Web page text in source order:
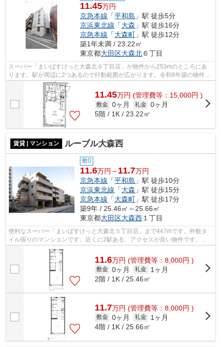
11.45万円
京急本線 「平和島 」駅 徒歩5分
京浜東北線 「大森 」駅 徒歩16分
京急本線 「大森町 」駅 徒歩12分
築1年未満 / 23.22㎡
東京都大田区大森北６丁目
スーパー「まいばすけっと大森北６丁目店」が物件から253mのところにあ
ります。駅が周辺に2つあるので行動範囲が広がります。令和8年築の物件と
なっており、きれいな室内が魅力となっ...
11.45万円 (管理費等：15,000円 )
敷金 0ヶ月 礼金 0ヶ月
5階 / 1K / 23.22㎡
賃貸 | マンション ルーブル大森西
敷0
11.6万円～ 11.7万円
京急本線 「平和島 」駅 徒歩10分
京浜東北線 「大森 」駅 徒歩15分
京急本線 「大森町 」駅 徒歩17分
築9年 / 25.46㎡～25.66㎡
東京都大田区大森西１丁目
便利なスーパー「まいばすけっと大森北５丁目店」まで447mです。外観タ
イル張りのマンションです。近くに2駅ある、アクセスが良い物件です。共
用部にはエレベータ・敷地内ごみ置き場な...
11.6万円 (管理費等：8,000円 )
敷金 0ヶ月 礼金
1ヶ月
2階 / 1K / 25.46㎡
11.7万円 (管理費等：8,000円 )
敷金 0ヶ月 礼金
1ヶ月
4階 / 1K / 25.66㎡